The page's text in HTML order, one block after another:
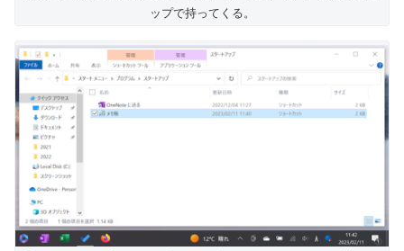
ップで持ってくる。